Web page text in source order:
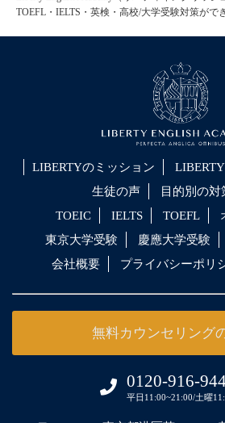
TOEFL・IELTS・英検・高校/大学受験対策がで
LIBERTYのミッション
生徒の声
目的別の対
TOEIC
IELTS TOEFL
東京大学受験
慶應大学受験
会社概要
プライバシーポリ
無料カウンセリング
0120-916-
平日11:00~21:00/土曜